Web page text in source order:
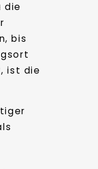
die
bis
ist die